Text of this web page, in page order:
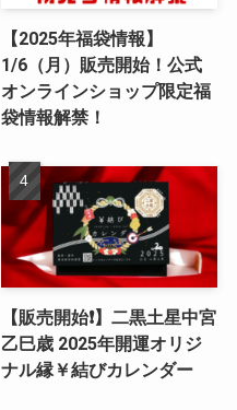
【2025年福袋情報】
1/6（月）販売開始！公式
オンラインショップ限定福
袋情報解禁！
【販売開始❗️】二黒土星中宮
乙巳歳 2025年開運オリジ
ナル縁￥結びカレンダー